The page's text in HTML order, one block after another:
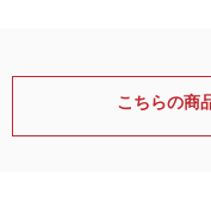
こちらの商